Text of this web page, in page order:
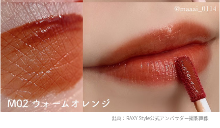
出典：RAXY Style公式アンバサダー撮影画像